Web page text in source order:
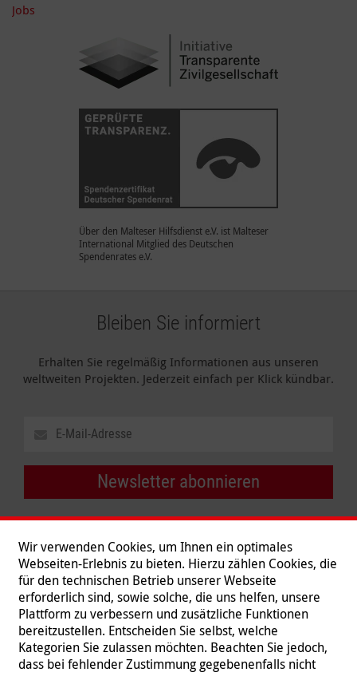
Jobs
Über den Malteser Hilfsdienst e.V. ist Malteser
International Mitglied des Deutschen
Spendenrates e.V.
Bleiben Sie informiert
Erhalten Sie regelmäßig Informationen aus unseren
weltweiten Projekten. Jederzeit einfach per Klick kündbar.
Newsletter abonnieren
Wir verwenden Cookies, um Ihnen ein optimales
Webseiten-Erlebnis zu bieten. Hierzu zählen Cookies, die
für den technischen Betrieb unserer Webseite
erforderlich sind, sowie solche, die uns helfen, unsere
Plattform zu verbessern und zusätzliche Funktionen
bereitzustellen. Entscheiden Sie selbst, welche
Kategorien Sie zulassen möchten. Beachten Sie jedoch,
dass bei fehlender Zustimmung gegebenenfalls nicht